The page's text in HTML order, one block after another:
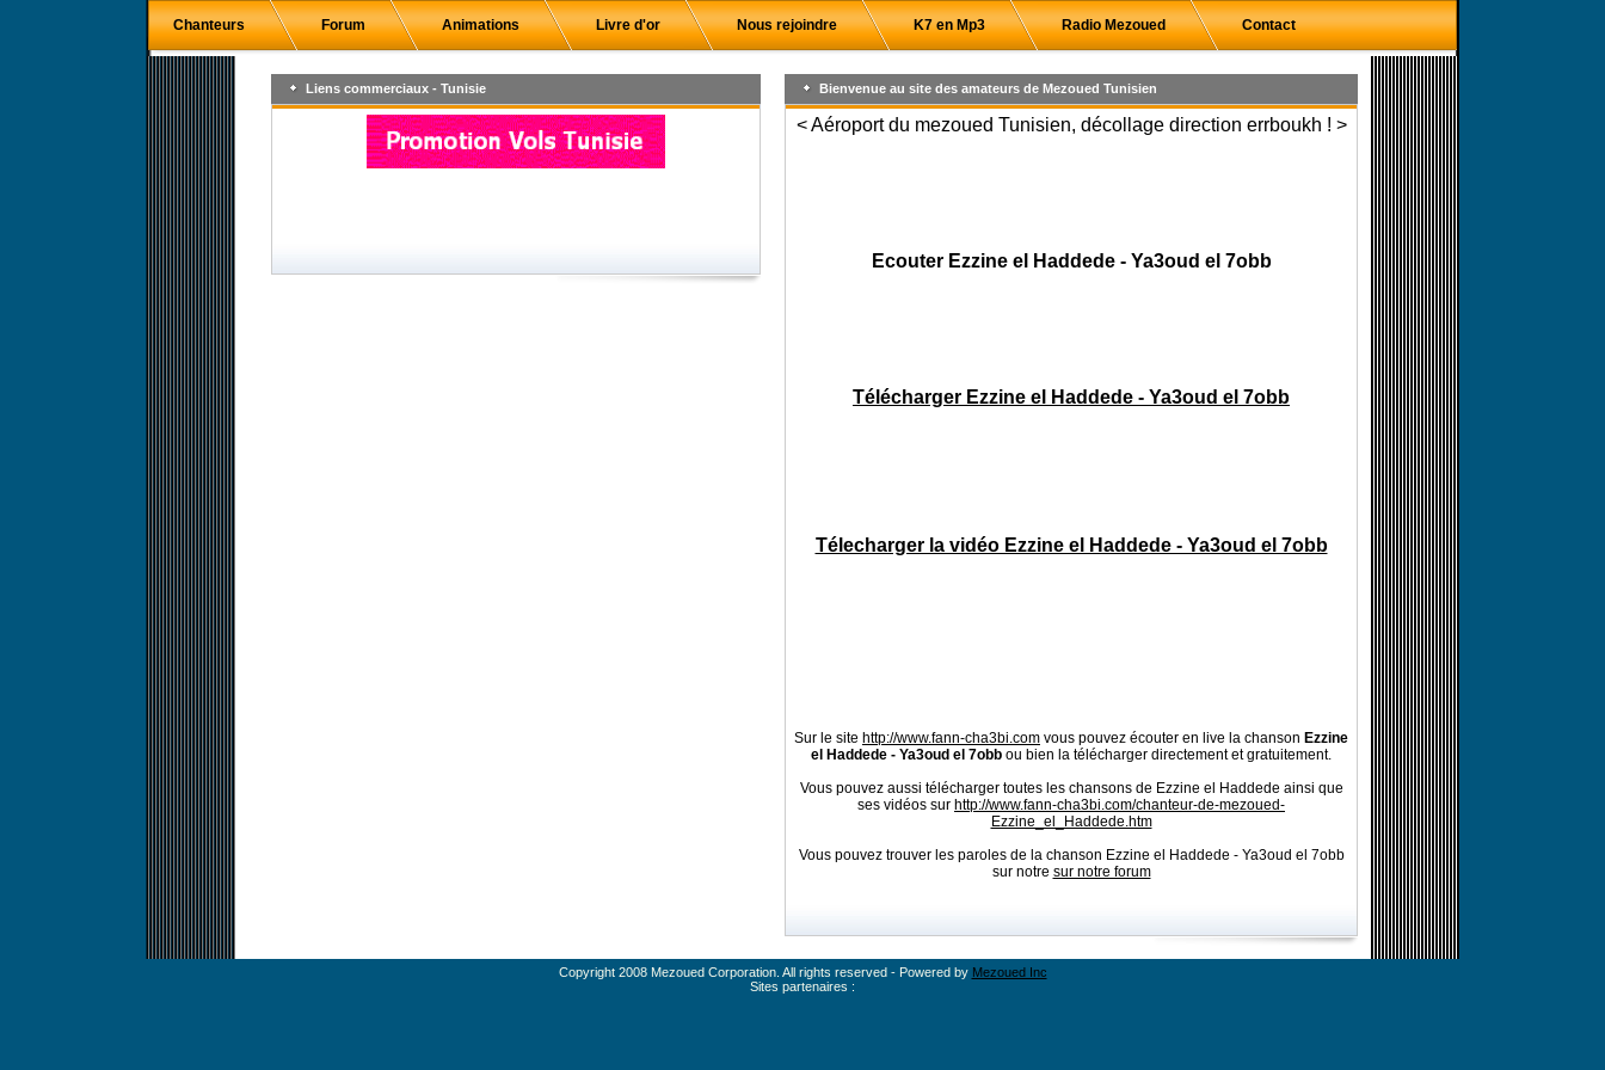
Chanteurs Forum Animations Livre d'or Nous rejoindre K7 en Mp3 Radio Mezoued Contact
Liens commerciaux - Tunisie Bienvenue au site des amateurs de Mezoued Tunisien
< Aéroport du mezoued Tunisien, décollage direction errboukh ! >
Ecouter Ezzine el Haddede - Ya3oud el 7obb
Télécharger Ezzine el Haddede - Ya3oud el 7obb
Télecharger la vidéo Ezzine el Haddede - Ya3oud el 7obb
Sur le site http://www.fann-cha3bi.com vous pouvez écouter en live la chanson Ezzine
el Haddede - Ya3oud el 7obb ou bien la télécharger directement et gratuitement.
Vous pouvez aussi télécharger toutes les chansons de Ezzine el Haddede ainsi que
ses vidéos sur http://www.fann-cha3bi.com/chanteur-de-mezoued-
Ezzine_el_Haddede.htm
Vous pouvez trouver les paroles de la chanson Ezzine el Haddede - Ya3oud el 7obb
sur notre sur notre forum
Copyright 2008 Mezoued Corporation. All rights reserved - Powered by Mezoued Inc
Sites partenaires :